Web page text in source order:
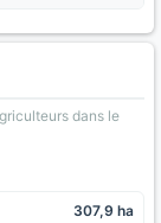
dans le
307,9 ha